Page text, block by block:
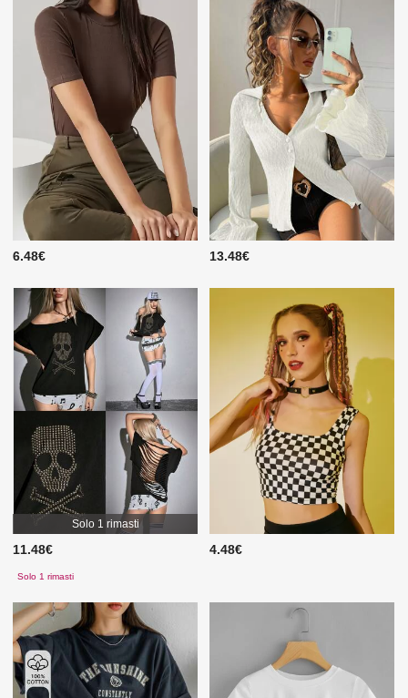
6.48€ 13.48€
Solo 1 rimasti
11.48€
Solo 1 rimasti
4.48€